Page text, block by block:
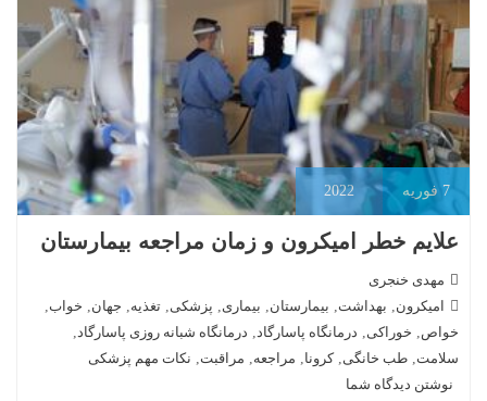
7 فوریه 2022
علایم خطر امیکرون و زمان مراجعه بیمارستان
مهدی خنجری
امیکرون, بهداشت, بیمارستان, بیماری, پزشکی, تغذیه, جهان, خواب,
خواص, خوراکی, درمانگاه پاسارگاد, درمانگاه شبانه روزی پاسارگاد,
سلامت, طب خانگی,کرونا, مراجعه, مراقبت, نکات مهم پزشکی
نوشتن دیدگاه شما